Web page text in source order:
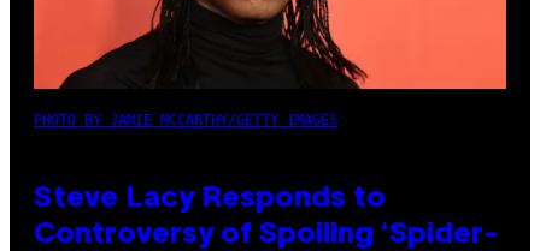
PHOTO BY JAMIE MCCARTHY/GETTY IMAGES
Steve Lacy Responds to
Controversy of Spoiling ‘Spider-